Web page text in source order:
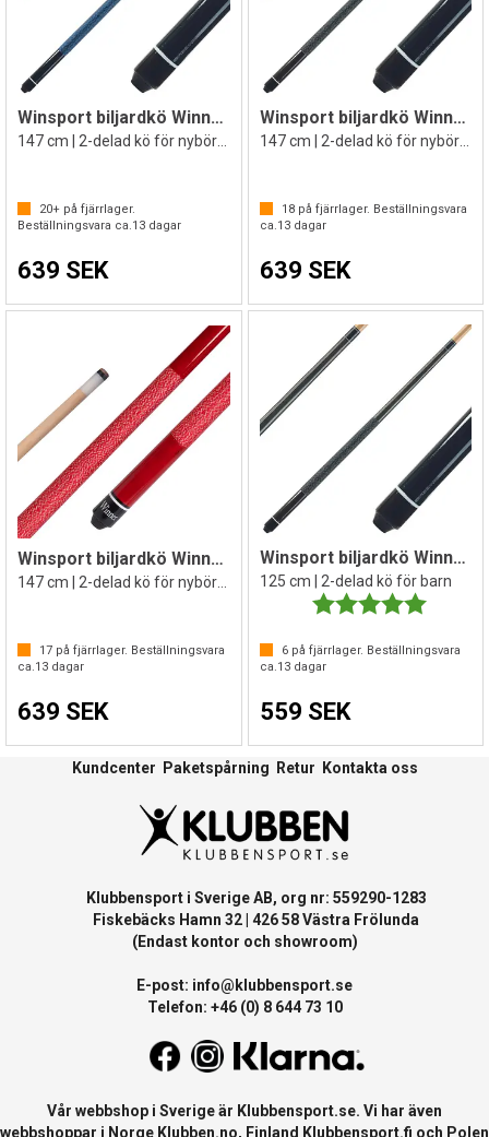
Winsport biljardkö Winner Blå
20+ på fjärrlager.
Beställningsvara ca. 13 dagar
639 SEK
Winsport biljardkö Winner Grå
147 cm | 2-delad kö för nybörjare
18på fjärrlager. Beställningsvara
ca. 13dagar
639 SEK
Winsport biljardkö Winner Röd
147 cm | 2-delad kö för nybörjare
17 på fjärrlager. Beställningsvara
ca.13 dagar
639 SEK
Winsport biljardkö Winner Shorty
125 cm | 2-delad kö för barn
Betyg:
6på fjärrlager. Beställningsvara
ca.13dagar
559 SEK
Kundcenter Paketspårning Retur Kontakta oss
Klubbensport i Sverige AB, org nr: 559290-1283
Fiskebäcks Hamn 32 | 426 58 Västra Frölunda
(Endast kontor och showroom)
E-post: info@klubbensport.se
Telefon: +46 (0) 8 644 73 10
Vår webbshop i Sverige är Klubbensport.se. Vi har även
webbshoppar i Norge Klubben.no, Finland Klubbensport.fi och Polen